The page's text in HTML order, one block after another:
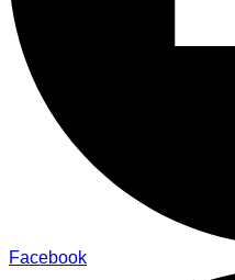
Facebook